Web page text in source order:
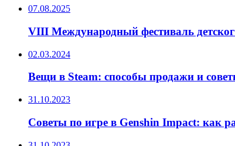
07.08.2025
VIII Международный фестиваль
02.03.2024
Вещи в Steam: способы продажи и
31.10.2023
Советы по игре в Genshin Impact: как